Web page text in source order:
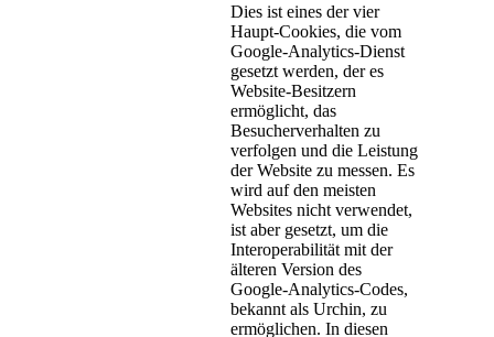
Dies ist eines der vier
Haupt-Cookies, die vom
Google-Analytics-Dienst
gesetzt werden, der es
Website-Besitzern
ermöglicht, das
Besucherverhalten zu
verfolgen und die Leistung
der Website zu messen. Es
wird auf den meisten
Websites nicht verwendet,
ist aber gesetzt, um die
Interoperabilität mit der
älteren Version des
Google-Analytics-Codes,
bekannt als Urchin, zu
ermöglichen. In diesen